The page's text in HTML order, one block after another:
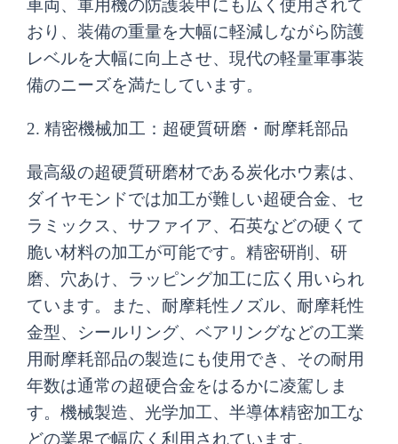
車両、軍用機の防護装甲にも広く使用されて
おり、装備の重量を大幅に軽減しながら防護
レベルを大幅に向上させ、現代の軽量軍事装
備のニーズを満たしています。
2. 精密機械加工：超硬質研磨・耐摩耗部品
最高級の超硬質研磨材である炭化ホウ素は、
ダイヤモンドでは加工が難しい超硬合金、セ
ラミックス、サファイア、石英などの硬くて
脆い材料の加工が可能です。精密研削、研
磨、穴あけ、ラッピング加工に広く用いられ
ています。また、耐摩耗性ノズル、耐摩耗性
金型、シールリング、ベアリングなどの工業
用耐摩耗部品の製造にも使用でき、その耐用
年数は通常の超硬合金をはるかに凌駕しま
す。機械製造、光学加工、半導体精密加工な
どの業界で幅広く利用されています。